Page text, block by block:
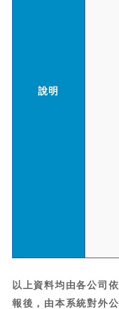
說明
以上資料均由各公司
報後，由本系統對外